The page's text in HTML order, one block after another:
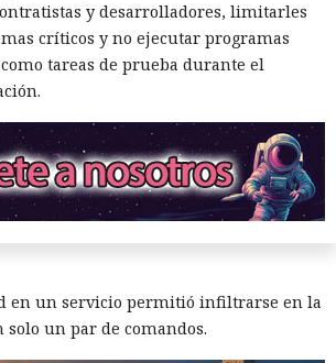
y desarrolladores, limitarles
críticos y no ejecutar programas
tareas de prueba durante el
.exe a .txt:
muestran cómo
un servidor de
de Windows con
cambio de extensión
en un servicio permitió infiltrarse en la
un par de comandos.